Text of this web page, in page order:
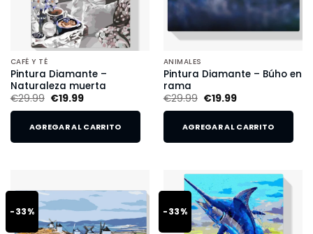
CAFÉ Y TÉ
Pintura Diamante –
Naturaleza muerta
€29.99 €19.99
AGREGAR AL CARRITO
ANIMALES
Pintura Diamante – Búho en
rama
€29.99 €19.99
AGREGAR AL CARRITO
-33% -33%